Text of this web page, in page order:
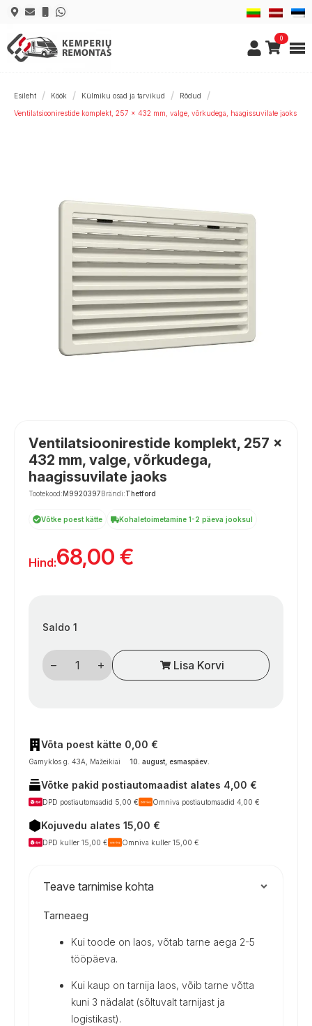
0
Esileht Köök Külmiku osad ja tarvikud Rõdud
Ventilatsioonirestide komplekt, 257 × 432 mm, valge, võrkudega, haagissuvilate jaoks
Ventilatsioonirestide komplekt, 257 ×
432 mm, valge, võrkudega,
haagissuvilate jaoks
Tootekood:M9920397Brändi:Thetford
Võtke poest kätte Kohaletoimetamine 1-2 päeva jooksul
Hind:68,00 €
Saldo 1
Ventiliacijos
grotelių
rinkinys,
su
tinkleliu,
skirtas
kemperiams
kogus
Lisa Korvi
Võta poest kätte 0,00 €
Gamyklos g. 43A, Mažeikiai 10. august, esmaspäev.
Võtke pakid postiautomaadist alates 4,00 €
DPD postiautomaadid 5,00 € Omniva postiautomaadid 4,00 €
Kojuvedu alates 15,00 €
DPD kuller 15,00 € Omniva kuller 15,00 €
Teave tarnimise kohta
Tarneaeg
Kui toode on laos, võtab tarne aega 2-5
tööpäeva.
Kui kaup on tarnija laos, võib tarne võtta
kuni 3 nädalat (sõltuvalt tarnijast ja
logistikast).